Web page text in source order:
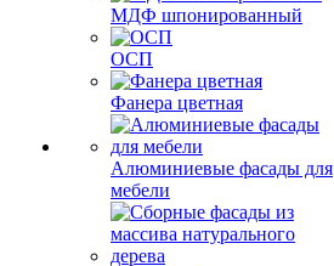
МДФ шпонированный
ОСП
Фанера цветная
Алюминиевые фасады для
мебели